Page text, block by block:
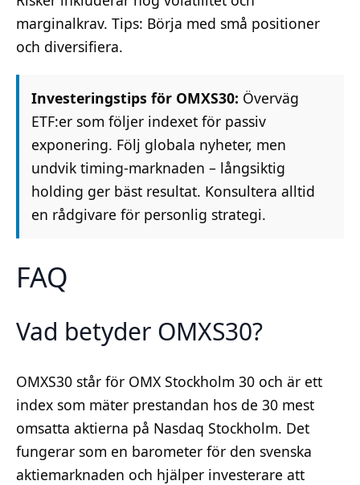
marginalkrav. Tips: Börja med små positioner
och diversifiera.
Investeringstips för OMXS30: Överväg
ETF:er som följer indexet för passiv
exponering. Följ globala nyheter, men
undvik timing-marknaden – långsiktig
holding ger bäst resultat. Konsultera alltid
en rådgivare för personlig strategi.
FAQ
Vad betyder OMXS30?
OMXS30 står för OMX Stockholm 30 och är ett
index som mäter prestandan hos de 30 mest
omsatta aktierna på Nasdaq Stockholm. Det
fungerar som en barometer för den svenska
aktiemarknaden och hjälper investerare att